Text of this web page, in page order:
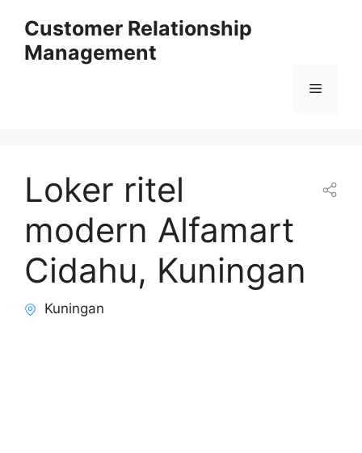
content
Customer Relationship
Management
Menu
Loker ritel
modern Alfamart
Cidahu, Kuningan
Kuningan